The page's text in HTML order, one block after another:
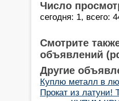
Число
сегодня: 1, всего:
Смотрите
объявлений
Другие
Куплю металл в
Прокат из латуни!